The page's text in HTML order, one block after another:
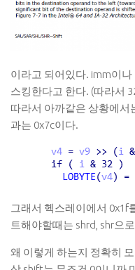
이라고 되어있다. imm이
스킹한다고 한다. (따라서
따라서 아까같은 상황에서
과는 0x7c이다.
그래서 헥스레이에서 0x1f
트해야할때는 shrd, shr으
왜 이렇게 하는지 정확히